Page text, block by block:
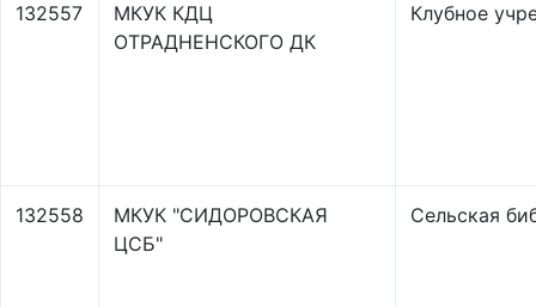
132557
МКУК КДЦ
ОТРАДНЕНСКОГО ДК
Клубное
132558
МКУК "СИДОРОВСКАЯ
ЦСБ"
Сельская